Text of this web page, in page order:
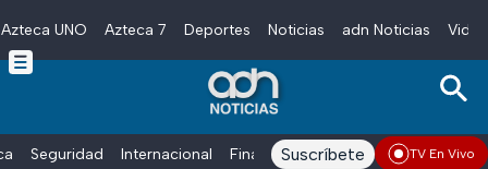
Skip to main content
Azteca UNO Azteca 7 Deportes Noticias adn Noticias
Seguridad Internacional Finanzas adn Noticias Radio
Suscríbete TV En Vivo